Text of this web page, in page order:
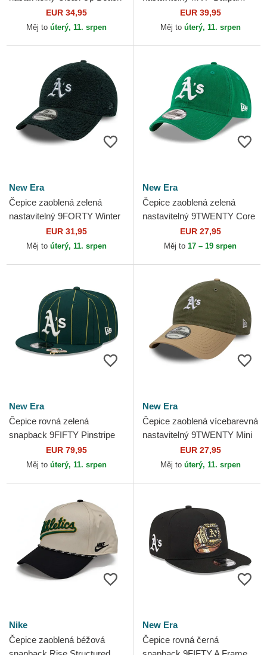
Side Oakland Athletics MLB
47 Brand
EUR 34,95
Měj to úterý, 11. srpen
Script Shot Oakland Athletics
MLB 47 Brand
EUR 39,95
Měj to úterý, 11. srpen
New Era
Čepice zaoblená zelená
nastavitelný 9FORTY Winter
Borg Oakland Athletics MLB
New Era
EUR 31,95
Měj to úterý, 11. srpen
New Era
Čepice zaoblená zelená
nastavitelný 9TWENTY Core
Classic Oakland Athletics
MLB New Era
EUR 27,95
Měj to 17 – 19 srpen
New Era
Čepice rovná zelená
snapback 9FIFTY Pinstripe
Visor Clip Oakland Athletics
MLB New Era
EUR 79,95
Měj to úterý, 11. srpen
New Era
Čepice zaoblená vícebarevná
nastavitelný 9TWENTY Mini
Washed Contrast Oakland
Athletics MLB New Era
EUR 27,95
Měj to úterý, 11. srpen
Nike
Čepice zaoblená béžová
New Era
Čepice rovná černá